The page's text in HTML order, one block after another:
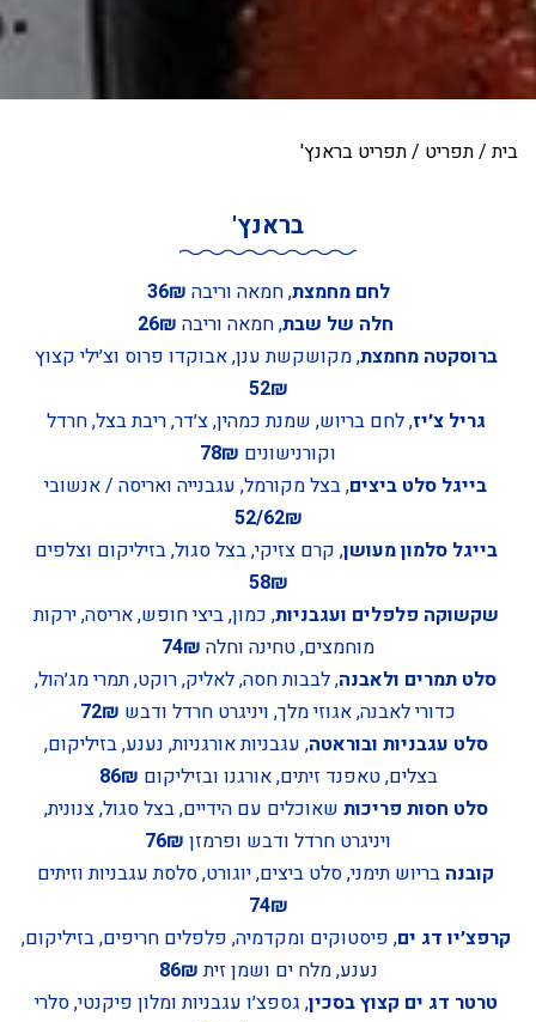
בית/תפריט /תפריט בראנץ'
בראנץ'
לחם מחמצת, חמאה וריבה 36₪
חלה של שבת, חמאה וריבה 26₪
ברוסקטה מחמצת, מקושקשת ענן, אבוקדו פרוס וצ׳ילי קצוץ
52₪
גריל צ׳יז, לחם בריוש, שמנת כמהין, צ׳דר, ריבת בצל, חרדל
וקורנישונים 78₪
בייגל סלט ביצים, בצל מקורמל, עגבנייה ואריסה / אנשובי
52/62₪
בייגל סלמון מעושן, קרם צזיקי, בצל סגול, בזיליקום וצלפים
58₪
שקשוקה פלפלים ועגבניות, כמון, ביצי חופש, אריסה, ירקות
מוחמצים, טחינה וחלה 74₪
סלט תמרים ולאבנה, לבבות חסה, לאליק, רוקט, תמרי מג׳הול,
כדורי לאבנה, אגוזי מלך, ויניגרט חרדל ודבש 72₪
סלט עגבניות ובוראטה, עגבניות אורגניות, נענע, בזיליקום,
בצלים, טאפנד זיתים, אורגנו ובזיליקום 86₪
סלט חסות פריכות שאוכלים עם הידיים, בצל סגול, צנונית,
ויניגרט חרדל ודבש ופרמזן 76₪
קובנה בריוש תימני, סלט ביצים, יוגורט, סלסת עגבניות וזיתים
74₪
קרפצ׳יו דג ים, פיסטוקים ומקדמיה, פלפלים חריפים, בזיליקום,
נענע, מלח ים ושמן זית86₪
טרטר דג ים קצוץ בסכין, גספצ׳ו עגבניות ומלון פיקנטי, סלרי